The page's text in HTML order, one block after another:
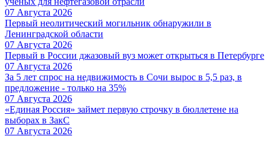
07 Августа 2026
Первый неолитический могильник обнаружили в
Ленинградской области
07 Августа 2026
Первый в России джазовый вуз может открыться в Петербурге
07 Августа 2026
За 5 лет спрос на недвижимость в Сочи вырос в 5,5 раз, в
предложение - только на 35%
07 Августа 2026
«Единая Россия» займет первую строчку в бюллетене на
выборах в ЗакС
07 Августа 2026